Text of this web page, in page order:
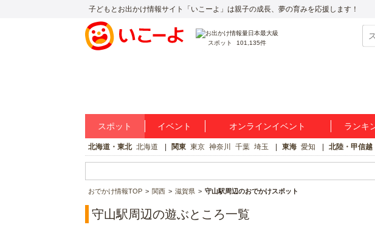
子どもとお出かけ情報サイト「いこーよ」は親子の成長、夢の育みを応援します！
スポット 101,135件
スポット イベント オンラインイベント ランキ
北海道・東北 北海道 関東 東京 神奈川 千葉 埼玉 東海 愛知 北陸・甲信越
おでかけ情報TOP 関西 滋賀県 守山駅周辺のおでかけスポット
守山駅周辺の遊ぶところ一覧